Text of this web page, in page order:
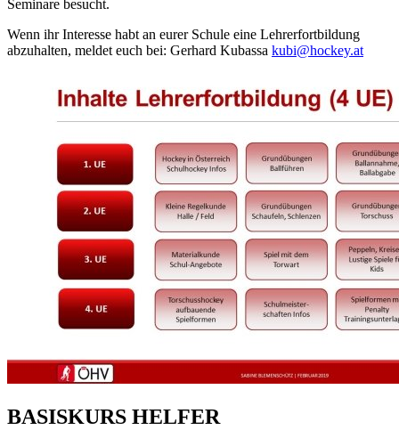
Seminare besucht.
Wenn ihr Interesse habt an eurer Schule eine Lehrerfortbildung
abzuhalten, meldet euch bei: Gerhard Kubassa kubi@hockey.at
BASISKURS HELFER